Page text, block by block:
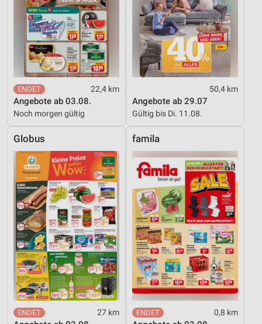
22,4 km
Angebote ab 03.08.
Noch morgen gültig
50,4 km
Angebote ab 29.07
Gültig bis Di. 11.08.
Globus
27 km
famila
0,8 km